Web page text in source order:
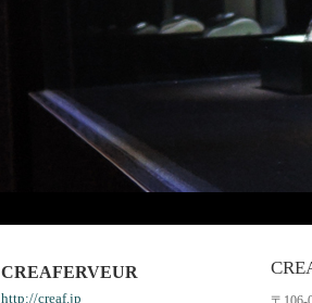
CREAFERVEUR
http://creaf.jp